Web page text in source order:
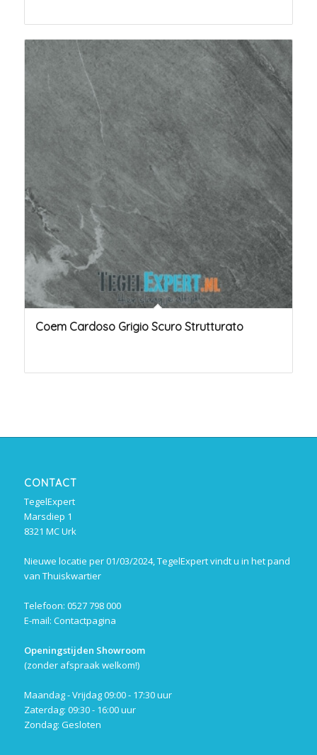
Coem Cardoso Grigio Scuro Strutturato
CONTACT
TegelExpert
Marsdiep 1
8321 MC Urk
Nieuwe locatie per 01/03/2024, TegelExpert vindt u in het pand
van Thuiskwartier
Telefoon: 0527 798 000
E-mail: Contactpagina
Openingstijden Showroom
(zonder afspraak welkom!)
Maandag - Vrijdag 09:00 - 17:30 uur
Zaterdag: 09:30 - 16:00 uur
Zondag: Gesloten